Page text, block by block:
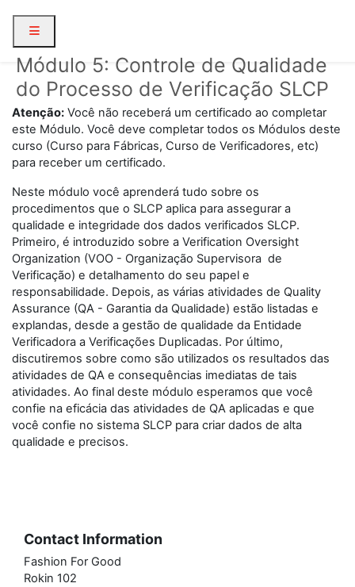
Side panel
Módulo 5: Controle de Qualidade
do Processo de Verificação SLCP
Atenção: Você não receberá um certificado ao completar
este Módulo. Você deve completar todos os Módulos deste
curso (Curso para Fábricas, Curso de Verificadores, etc)
para receber um certificado.
Neste módulo você aprenderá tudo sobre os
procedimentos que o SLCP aplica para assegurar a
qualidade e integridade dos dados verificados SLCP.
Primeiro, é introduzido sobre a Verification Oversight
Organization (VOO - Organização Supervisora de
Verificação) e detalhamento do seu papel e
responsabilidade. Depois, as várias atividades de Quality
Assurance (QA - Garantia da Qualidade) estão listadas e
explandas, desde a gestão de qualidade da Entidade
Verificadora a Verificações Duplicadas. Por último,
discutiremos sobre como são utilizados os resultados das
atividades de QA e consequências imediatas de tais
atividades. Ao final deste módulo esperamos que você
confie na eficácia das atividades de QA aplicadas e que
você confie no sistema SLCP para criar dados de alta
qualidade e precisos.
Contact Information
Fashion For Good
Rokin 102